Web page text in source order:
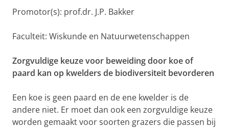
Promotor(s): prof.dr. J.P. Bakker
Faculteit: Wiskunde en Natuurwetenschappen
Zorgvuldige keuze voor beweiding door koe of
paard kan op kwelders de biodiversiteit bevorderen
Een koe is geen paard en de ene kwelder is de
andere niet. Er moet dan ook een zorgvuldige keuze
worden gemaakt voor soorten grazers die passen bij